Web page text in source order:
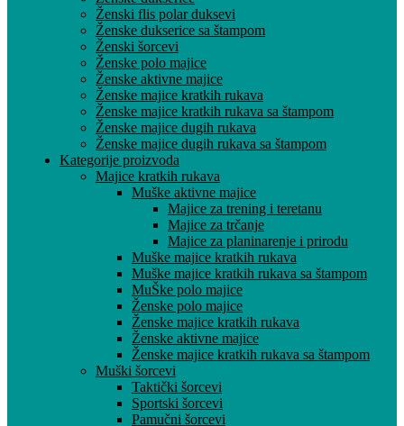
Ženski flis polar duksevi
Ženske dukserice sa štampom
Ženski šorcevi
Ženske polo majice
Ženske aktivne majice
Ženske majice kratkih rukava
Ženske majice kratkih rukava sa štampom
Ženske majice dugih rukava
Ženske majice dugih rukava sa štampom
Kategorije proizvoda
Majice kratkih rukava
Muške aktivne majice
Majice za trening i teretanu
Majice za trčanje
Majice za planinarenje i prirodu
Muške majice kratkih rukava
Muške majice kratkih rukava sa štampom
MuŠke polo majice
Ženske polo majice
Ženske majice kratkih rukava
Ženske aktivne majice
Ženske majice kratkih rukava sa štampom
Muški šorcevi
Taktički šorcevi
Sportski šorcevi
Pamučni šorcevi